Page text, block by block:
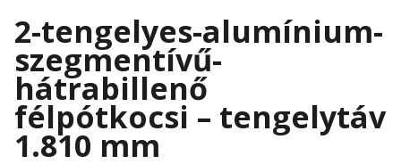
2-tengelyes-alumínium-
szegmentívű-
hátrabillenő
félpótkocsi – tengelytáv
1.810 mm